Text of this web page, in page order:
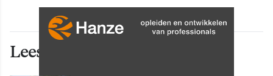
Lees ook deze artikelen